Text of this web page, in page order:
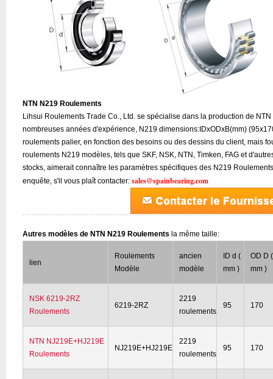
NTN N219 Roulements
Lihsui Roulements Trade Co., Ltd. se spécialise dans la production de
nombreuses années d'expérience, N219 dimensions:IDxODxB(mm)
roulements palier, en fonction des besoins ou des dessins du client, mais
roulements N219 modèles, tels que SKF, NSK, NTN, Timken, FAG et
stocks, aimerait connaître les paramètres spécifiques des N219
enquête, s'il vous plaît contacter:sales@spainbearing.com
Autres modèles de NTN N219 Roulements la même taille:
lien
Roulements
Modèle
ancien
modèle
ID d (
mm )
OD D (
mm )
NSK 6219-2RZ
Roulements
6219-2RZ
2219
roulements
95 170
NTN NJ219E+HJ219E
Roulements
NJ219E+HJ219E
2219
roulements
95 170